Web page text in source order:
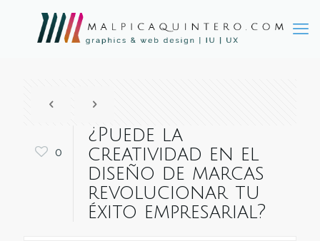
0
¿Puede la
creatividad en el
diseño de marcas
revolucionar tu
éxito empresarial?